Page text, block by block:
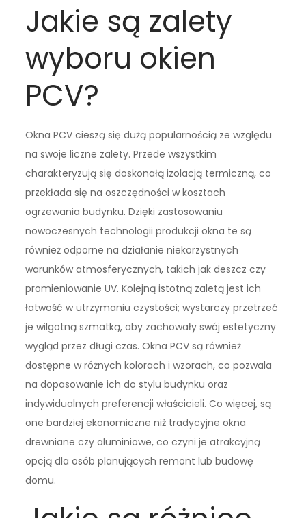
Jakie są zalety
wyboru okien
PCV?
Okna PCV cieszą się dużą popularnością ze względu
na swoje liczne zalety. Przede wszystkim
charakteryzują się doskonałą izolacją termiczną, co
przekłada się na oszczędności w kosztach
ogrzewania budynku. Dzięki zastosowaniu
nowoczesnych technologii produkcji okna te są
również odporne na działanie niekorzystnych
warunków atmosferycznych, takich jak deszcz czy
promieniowanie UV. Kolejną istotną zaletą jest ich
łatwość w utrzymaniu czystości; wystarczy przetrzeć
je wilgotną szmatką, aby zachowały swój estetyczny
wygląd przez długi czas. Okna PCV są również
dostępne w różnych kolorach i wzorach, co pozwala
na dopasowanie ich do stylu budynku oraz
indywidualnych preferencji właścicieli. Co więcej, są
one bardziej ekonomiczne niż tradycyjne okna
drewniane czy aluminiowe, co czyni je atrakcyjną
opcją dla osób planujących remont lub budowę
domu.